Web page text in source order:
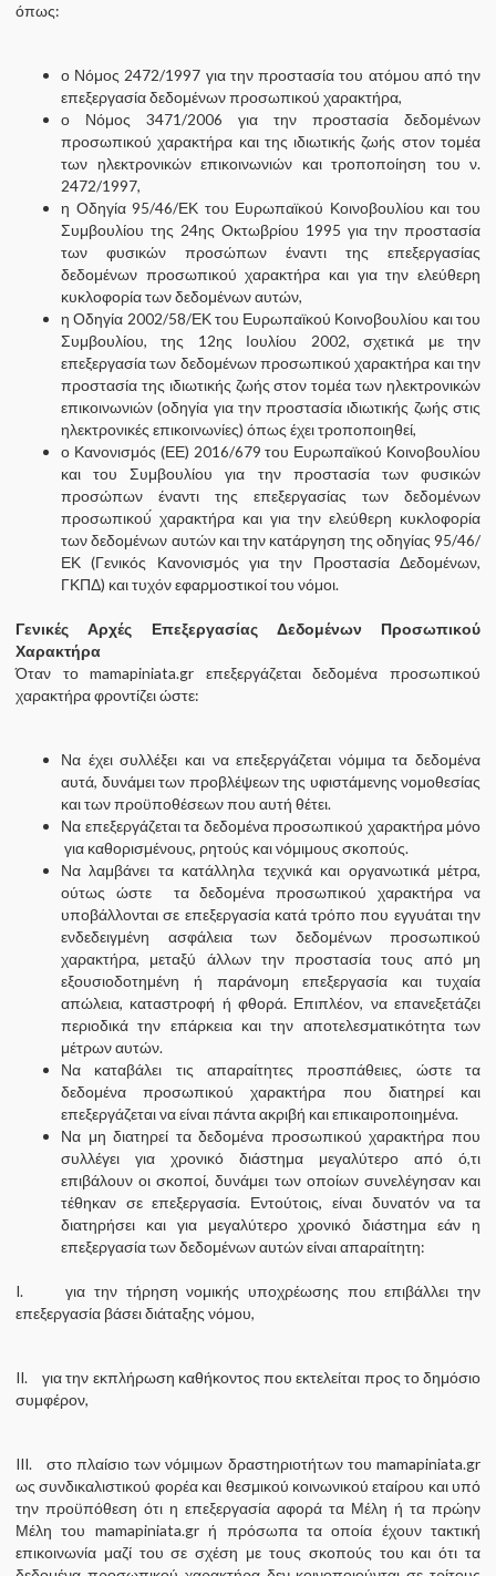
όπως:
ο Νόμος 2472/1997 για την προστασία του ατόμου από την
επεξεργασία δεδομένων προσωπικού χαρακτήρα,
ο Νόμος 3471/2006 για την προστασία δεδομένων
προσωπικού χαρακτήρα και της ιδιωτικής ζωής στον τομέα
των ηλεκτρονικών επικοινωνιών και τροποποίηση του ν.
2472/1997,
η Οδηγία 95/46/ΕΚ του Ευρωπαϊκού Κοινοβουλίου και του
Συμβουλίου της 24ης Οκτωβρίου 1995 για την προστασία
των φυσικών προσώπων έναντι της επεξεργασίας
δεδομένων προσωπικού χαρακτήρα και για την ελεύθερη
κυκλοφορία των δεδομένων αυτών,
η Οδηγία 2002/58/ΕΚ του Ευρωπαϊκού Κοινοβουλίου και του
Συμβουλίου, της 12ης Ιουλίου 2002, σχετικά με την
επεξεργασία των δεδομένων προσωπικού χαρακτήρα και την
προστασία της ιδιωτικής ζωής στον τομέα των ηλεκτρονικών
επικοινωνιών (οδηγία για την προστασία ιδιωτικής ζωής στις
ηλεκτρονικές επικοινωνίες) όπως έχει τροποποιηθεί,
ο Κανονισμός (ΕΕ) 2016/679 του Ευρωπαϊκού Κοινοβουλίου
και του Συμβουλίου για την προστασία των φυσικών
προσώπων έναντι της επεξεργασίας των δεδομένων
προσωπικού́ χαρακτήρα και για την ελεύθερη κυκλοφορία
των δεδομένων αυτών και την κατάργηση της οδηγίας 95/46/
ΕΚ (Γενικός Κανονισμός για την Προστασία Δεδομένων,
ΓΚΠΔ) και τυχόν εφαρμοστικοί του νόμοι.
Γενικές Αρχές Επεξεργασίας Δεδομένων Προσωπικού
Χαρακτήρα
Όταν το mamapiniata.gr επεξεργάζεται δεδομένα προσωπικού
χαρακτήρα φροντίζει ώστε:
Να έχει συλλέξει και να επεξεργάζεται νόμιμα τα δεδομένα
αυτά, δυνάμει των προβλέψεων της υφιστάμενης νομοθεσίας
και των προϋποθέσεων που αυτή θέτει.
Να επεξεργάζεται τα δεδομένα προσωπικού χαρακτήρα μόνο
για καθορισμένους, ρητούς και νόμιμους σκοπούς.
Να λαμβάνει τα κατάλληλα τεχνικά και οργανωτικά μέτρα,
ούτως ώστε τα δεδομένα προσωπικού χαρακτήρα να
υποβάλλονται σε επεξεργασία κατά τρόπο που εγγυάται την
ενδεδειγμένη ασφάλεια των δεδομένων προσωπικού
χαρακτήρα, μεταξύ άλλων την προστασία τους από μη
εξουσιοδοτημένη ή παράνομη επεξεργασία και τυχαία
απώλεια, καταστροφή ή φθορά. Επιπλέον, να επανεξετάζει
περιοδικά την επάρκεια και την αποτελεσματικότητα των
μέτρων αυτών.
Να καταβάλει τις απαραίτητες προσπάθειες, ώστε τα
δεδομένα προσωπικού χαρακτήρα που διατηρεί και
επεξεργάζεται να είναι πάντα ακριβή και επικαιροποιημένα.
Να μη διατηρεί τα δεδομένα προσωπικού χαρακτήρα που
συλλέγει για χρονικό διάστημα μεγαλύτερο από ό,τι
επιβάλουν οι σκοποί, δυνάμει των οποίων συνελέγησαν και
τέθηκαν σε επεξεργασία. Εντούτοις, είναι δυνατόν να τα
διατηρήσει και για μεγαλύτερο χρονικό διάστημα εάν η
επεξεργασία των δεδομένων αυτών είναι απαραίτητη:
I. για την τήρηση νομικής υποχρέωσης που επιβάλλει την
επεξεργασία βάσει διάταξης νόμου,
II. για την εκπλήρωση καθήκοντος που εκτελείται προς το δημόσιο
συμφέρον,
III. στο πλαίσιο των νόμιμων δραστηριοτήτων του mamapiniata.gr
ως συνδικαλιστικού φορέα και θεσμικού κοινωνικού εταίρου και υπό
την προϋπόθεση ότι η επεξεργασία αφορά τα Μέλη ή τα πρώην
Μέλη του mamapiniata.gr ή πρόσωπα τα οποία έχουν τακτική
επικοινωνία μαζί του σε σχέση με τους σκοπούς του και ότι τα